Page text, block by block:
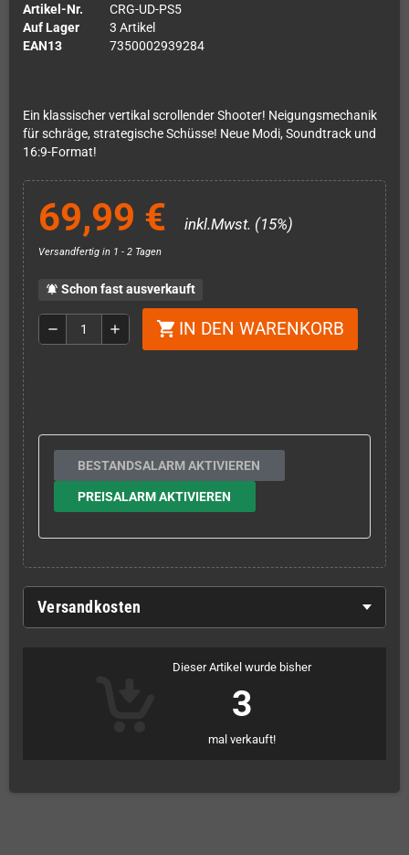
Artikel-Nr.
CRG-UD-PS5
Auf Lager
3 Artikel
EAN13
7350002939284
Ein klassischer vertikal scrollender Shooter! Neigungsmechanik
für schräge, strategische Schüsse! Neue Modi, Soundtrack und
16:9-Format!
69,99 € inkl.Mwst. (15%)
Versandfertig in 1 - 2 Tagen
notifications_active Schon fast ausverkauft
remove add shopping_cart IN DEN WARENKORB
BESTANDSALARM AKTIVIEREN
PREISALARM AKTIVIEREN
Versandkosten
Dieser Artikel wurde bisher
3
mal verkauft!